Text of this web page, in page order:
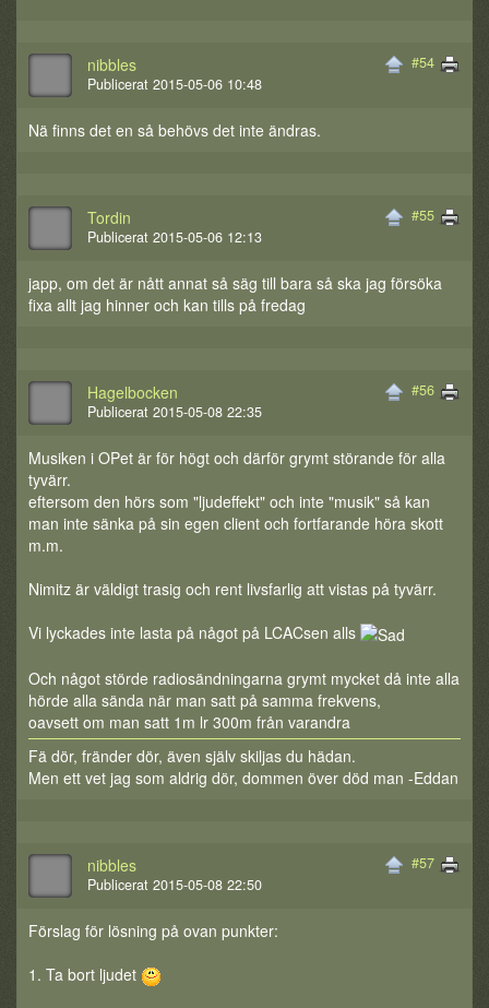
#54
nibbles
Publicerat 2015-05-06 10:48
Nä finns det en så behövs det inte ändras.
#55
Tordin
Publicerat 2015-05-06 12:13
japp, om det är nått annat så säg till bara så ska jag försöka
fixa allt jag hinner och kan tills på fredag
#56
Hagelbocken
Publicerat 2015-05-08 22:35
Musiken i OPet är för högt och därför grymt störande för alla
tyvärr.
eftersom den hörs som "ljudeffekt" och inte "musik" så kan
man inte sänka på sin egen client och fortfarande höra skott
m.m.
Nimitz är väldigt trasig och rent livsfarlig att vistas på tyvärr.
Vi lyckades inte lasta på något på LCACsen alls
Och något störde radiosändningarna grymt mycket då inte alla
hörde alla sända när man satt på samma frekvens,
oavsett om man satt 1m lr 300m från varandra
Fä dör, fränder dör, även själv skiljas du hädan.
Men ett vet jag som aldrig dör, dommen över död man -Eddan
#57
nibbles
Publicerat 2015-05-08 22:50
Förslag för lösning på ovan punkter:
1. Ta bort ljudet